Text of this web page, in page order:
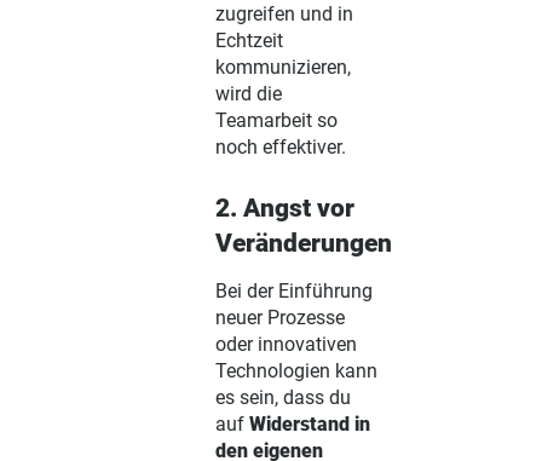
zugreifen und in
Echtzeit
kommunizieren,
wird die
Teamarbeit so
noch effektiver.
2. Angst vor
Veränderungen
Bei der Einführung
neuer Prozesse
oder innovativen
Technologien kann
es sein, dass du
auf Widerstand in
den eigenen